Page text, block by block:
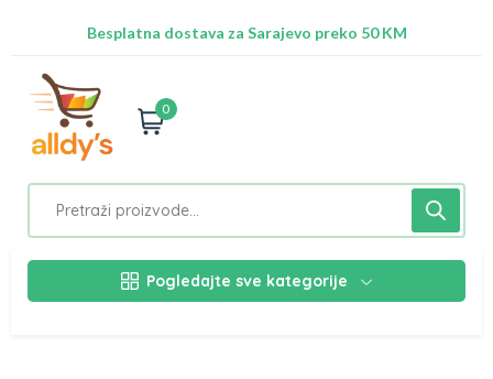
Besplatna dostava za Sarajevo preko 50 KM
0
Pogledajte sve kategorije